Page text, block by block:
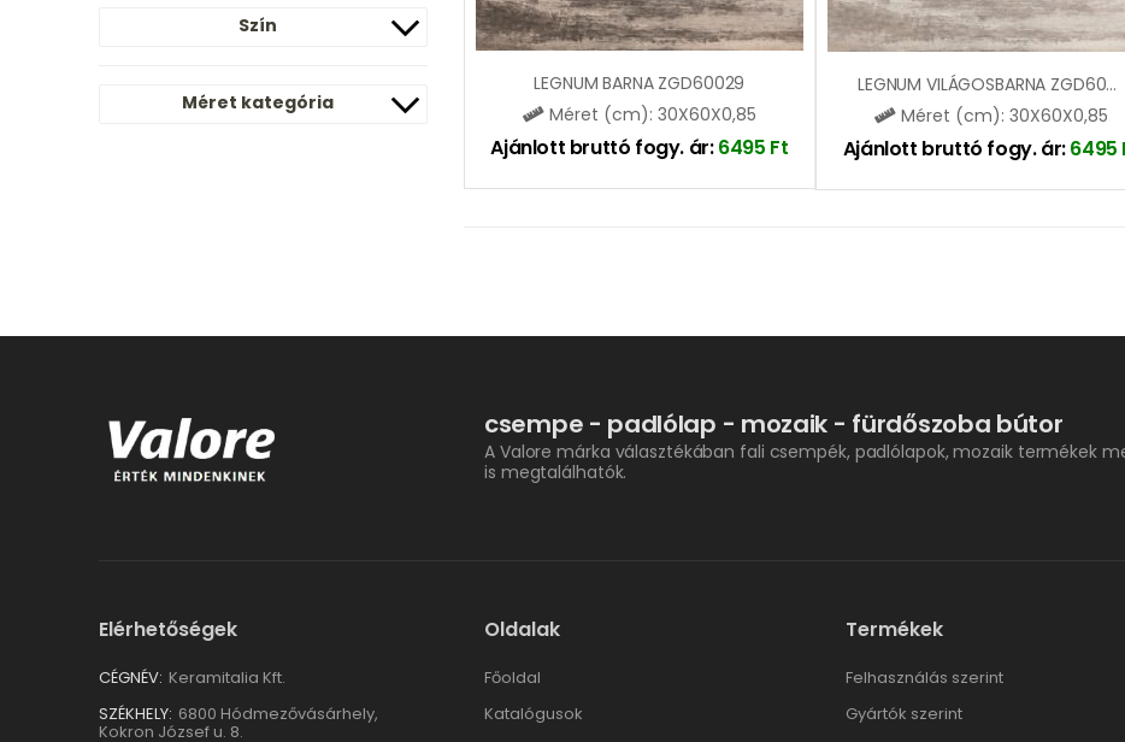
Szín
Méret kategória
LEGNUM BARNA ZGD60029
Méret (cm): 30X60X0,85
Ajánlott bruttó fogy. ár:6495 Ft
LEGNUM VILÁGOSBARNA ZGD60028
Méret (cm): 30X60X0,85
Ajánlott bruttó fogy. ár:6495
csempe - padlólap - mozaik - fürdőszoba bútor
A Valore márka választékában fali csempék, padlólapok, mozaik termékek
is megtalálhatók.
Elérhetőségek
CÉGNÉV: Keramitalia Kft.
SZÉKHELY: 6800 Hódmezővásárhely,
Kokron József u. 8.
Oldalak
Főoldal
Katalógusok
Termékek
Felhasználás szerint
Gyártók szerint